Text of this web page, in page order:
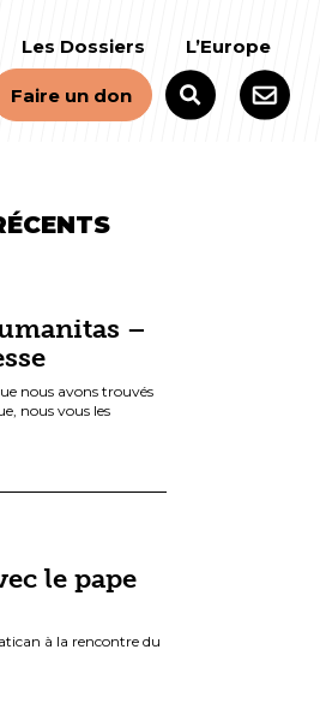
Les Dossiers L’Europe
Faire un don
–
nous avons trouvés
nous vous les
le pape
à la rencontre du